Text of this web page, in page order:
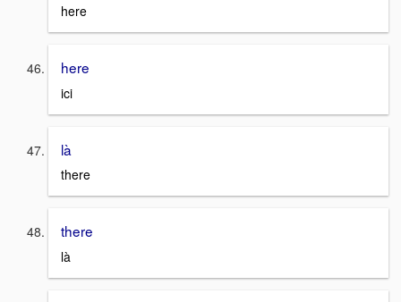
here
here
ici
là
there
there
là